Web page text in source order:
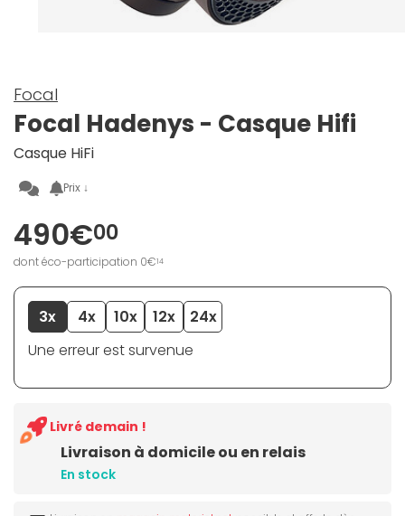
Focal
Focal Hadenys - Casque Hifi
Casque HiFi
Prix ↓
490€00
dont éco-participation 0€14
3x 4x 10x 12x
24x
Une erreur est survenue
Livraison à domicile ou en relais
En stock
Livré demain !